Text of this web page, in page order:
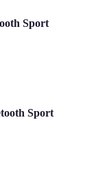
Sport
Sport